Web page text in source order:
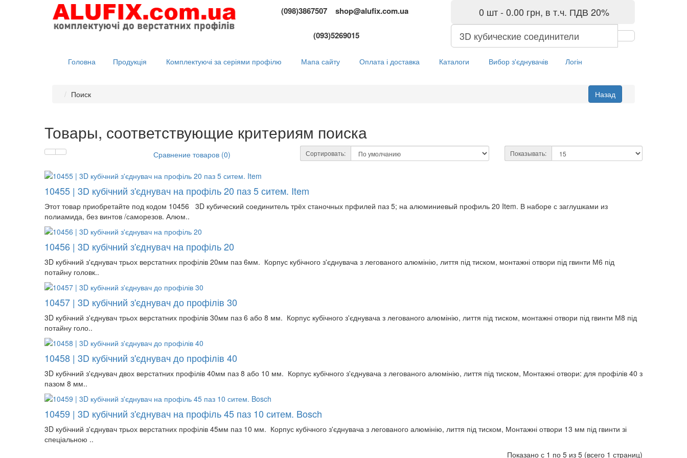
(098)3867507 shop@alufix.com.ua
(093)5269015
0 шт - 0.00 грн, в т.ч. ПДВ 20%
Головна Продукція Комплектуючі за серіями профілю Мапа сайту Оплата і доставка Каталоги Вибор з'єднувачів Логін
Поиск
Товары, соответствующие критериям поиска
Сравнение товаров (0) Сортировать: Показывать:
10455 | 3D кубічний з'єднувач на профіль 20 паз 5 ситем. Item
Этот товар приобретайте под кодом 10456 3D кубический соединитель трёх станочных прфилей паз 5; на алюминиевый профиль 20 Item. В наборе с заглушками из
полиамида, без винтов /саморезов. Алюм..
10456 | 3D кубічний з'єднувач на профіль 20
3D кубічний з'єднувач трьох верстатних профілів 20мм паз 6мм. Корпус кубічного з'єднувача з легованого алюмінію, лиття під тиском, монтажні отвори під гвинти М6 під
потайну головк..
10457 | 3D кубічний з'єднувач до профілів 30
3D кубічний з'єднувач трьох верстатних профілів 30мм паз 6 або 8 мм. Корпус кубічного з'єднувача з легованого алюмінію, лиття під тиском, монтажні отвори під гвинти М8 під
потайну голо..
10458 | 3D кубічний з'єднувач до профілів 40
3D кубічний з'єднувач двох верстатних профілів 40мм паз 8 або 10 мм. Корпус кубічного з'єднувача з легованого алюмінію, лиття під тиском, Монтажні отвори: для профілів 40 з
пазом 8 мм..
10459 | 3D кубічний з'єднувач на профіль 45 паз 10 ситем. Bosch
3D кубічний з'єднувач трьох верстатних профілів 45мм паз 10 мм. Корпус кубічного з'єднувача з легованого алюмінію, лиття під тиском, Монтажні отвори 13 мм під гвинти зі
спеціальною ..
Показано с 1 по 5 из 5 (всего 1 страниц)